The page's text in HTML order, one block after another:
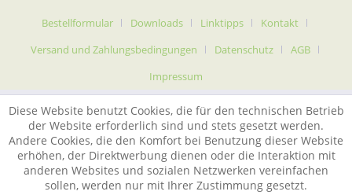
Bestellformular Downloads Linktipps
Kontakt
Versand und Zahlungsbedingungen
Datenschutz
AGB
Impressum
Diese Website benutzt Cookies, die für den technischen Betrieb
der Website erforderlich sind und stets gesetzt werden.
Andere Cookies, die den Komfort bei Benutzung dieser Website
erhöhen, der Direktwerbung dienen oder die Interaktion mit
anderen Websites und sozialen Netzwerken vereinfachen
sollen, werden nur mit Ihrer Zustimmung gesetzt.